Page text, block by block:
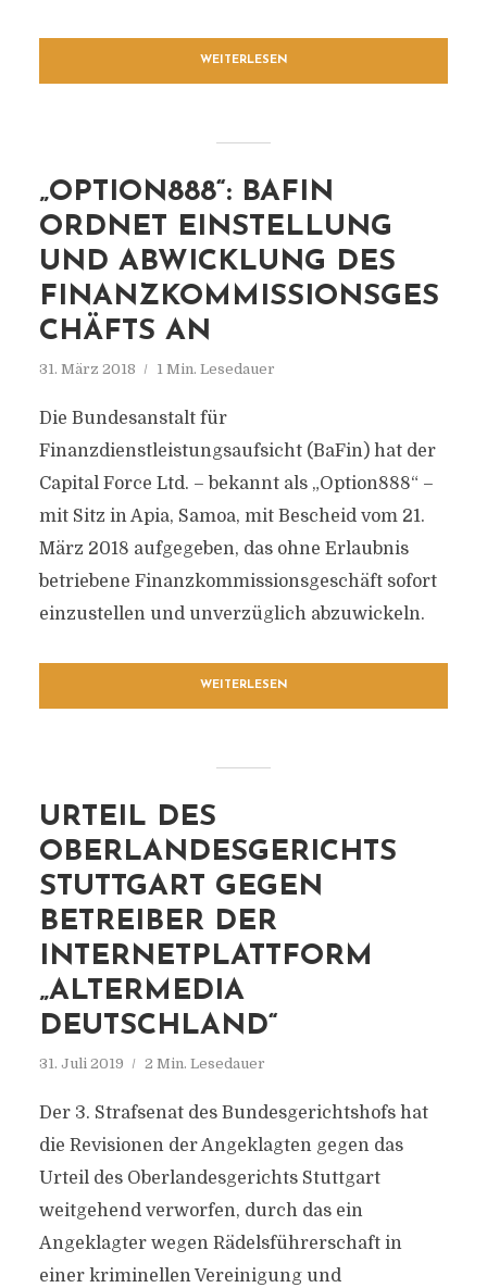
WEITERLESEN
„OPTION888“: BAFIN
ORDNET EINSTELLUNG
UND ABWICKLUNG DES
FINANZKOMMISSIONSGES
CHÄFTS AN
31. März 2018 1 Min. Lesedauer
Die Bundesanstalt für
Finanzdienstleistungsaufsicht (BaFin) hat der
Capital Force Ltd. – bekannt als „Option888“ –
mit Sitz in Apia, Samoa, mit Bescheid vom 21.
März 2018 aufgegeben, das ohne Erlaubnis
betriebene Finanzkommissionsgeschäft sofort
einzustellen und unverzüglich abzuwickeln.
WEITERLESEN
URTEIL DES
OBERLANDESGERICHTS
STUTTGART GEGEN
BETREIBER DER
INTERNETPLATTFORM
„ALTERMEDIA
DEUTSCHLAND“
31. Juli 2019 2 Min. Lesedauer
Der 3. Strafsenat des Bundesgerichtshofs hat
die Revisionen der Angeklagten gegen das
Urteil des Oberlandesgerichts Stuttgart
weitgehend verworfen, durch das ein
Angeklagter wegen Rädelsführerschaft in
einer kriminellen Vereinigung und